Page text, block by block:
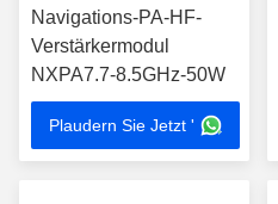
Navigations-PA-HF-
Verstärkermodul
NXPA7.7-8.5GHz-50W
Plaudern Sie Jetzt '